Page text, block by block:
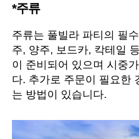
*주류
주류는 풀빌라 파티의 필
주, 양주, 보드카, 칵테일
이 준비되어 있으며 시중
다. 추가로 주문이 필요한
는 방법이 있습니다.